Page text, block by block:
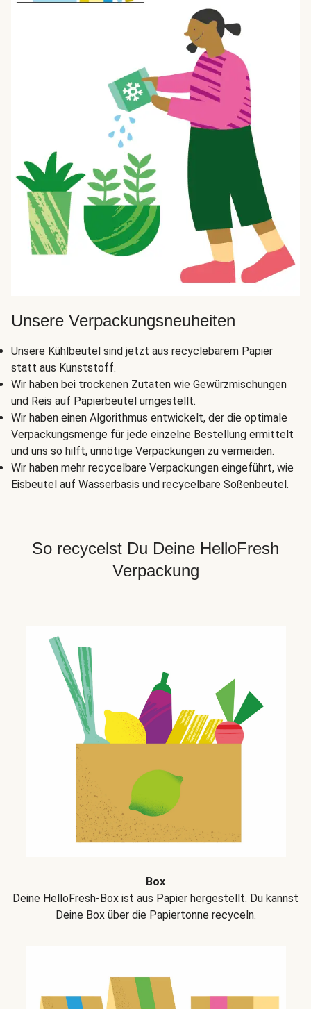
Unsere Verpackungsneuheiten
Unsere Kühlbeutel sind jetzt aus recyclebarem Papier
statt aus Kunststoff.
Wir haben bei trockenen Zutaten wie Gewürzmischungen
und Reis auf Papierbeutel umgestellt.
Wir haben einen Algorithmus entwickelt, der die optimale
Verpackungsmenge für jede einzelne Bestellung ermittelt
und uns so hilft, unnötige Verpackungen zu vermeiden.
Wir haben mehr recycelbare Verpackungen eingeführt, wie
Eisbeutel auf Wasserbasis und recycelbare Soßenbeutel.
So recycelst Du Deine HelloFresh
Verpackung
Box
Deine HelloFresh-Box ist aus Papier hergestellt. Du kannst
Deine Box über die Papiertonne recyceln.